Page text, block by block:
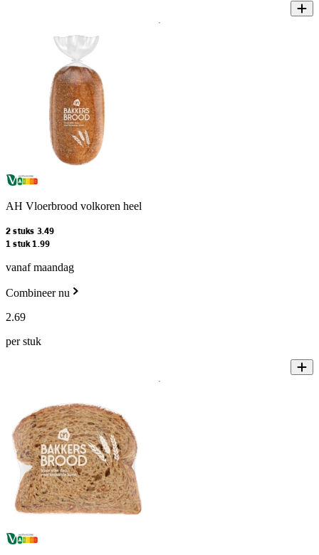
AH Vloerbrood volkoren heel
2 stuks 3.49
1 stuk 1.99
vanaf maandag
Combineer nu
2.69
per stuk